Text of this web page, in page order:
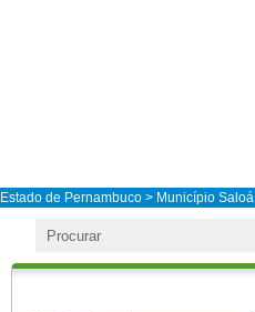
Estado de Pernambuco > Município Saloá